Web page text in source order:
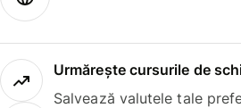
Urmărește cursurile de
Salvează valutele tale